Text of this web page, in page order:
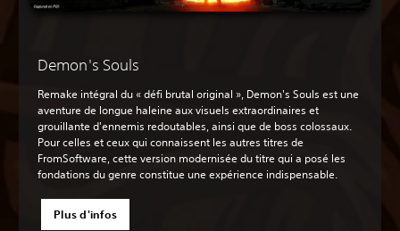
Demon's Souls
Remake intégral du « défi brutal original », Demon's Souls est une
aventure de longue haleine aux visuels extraordinaires et
grouillante d'ennemis redoutables, ainsi que de boss colossaux.
Pour celles et ceux qui connaissent les autres titres de
FromSoftware, cette version modernisée du titre qui a posé les
fondations du genre constitue une expérience indispensable.
Plus d'infos